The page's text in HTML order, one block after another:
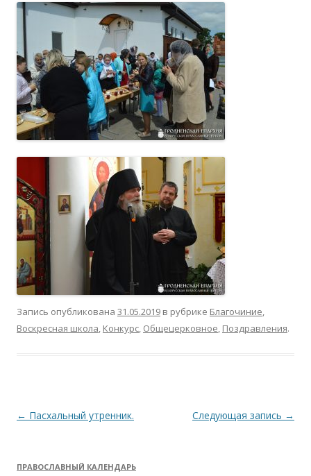
Запись опубликована 31.05.2019 в рубрике Благочиние,
Воскресная школа, Конкурс, Общецерковное, Поздравления.
Навигация
← Пасхальный утренник. Следующая запись →
ПРАВОСЛАВНЫЙ КАЛЕНДАРЬ